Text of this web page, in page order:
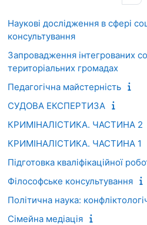
Наукові дослідження в сфері
консультування
Запровадження інтегрованих
територіальних громадах
Педагогічна майстерність
СУДОВА ЕКСПЕРТИЗА
КРИМІНАЛІСТИКА. ЧАСТИНА 2
КРИМІНАЛІСТИКА. ЧАСТИНА 1
Підготовка кваліфікаційної
Філософське консультування
Політична наука:
Сімейна медіація